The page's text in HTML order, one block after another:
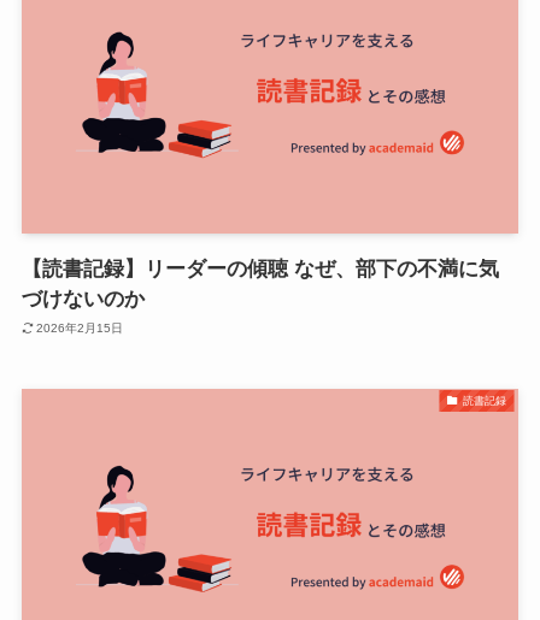
【読書記録】リーダーの傾聴 なぜ、部下の不満に気
づけないのか
2026年2月15日
読書記録